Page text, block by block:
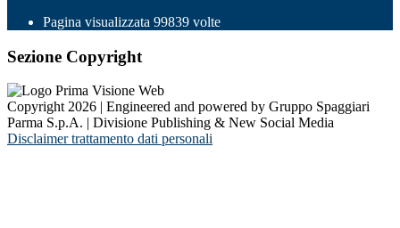
Pagina visualizzata 99839 volte
Sezione Copyright
Copyright 2026 | Engineered and powered by Gruppo Spaggiari
Parma S.p.A. | Divisione Publishing & New Social Media
Disclaimer trattamento dati personali